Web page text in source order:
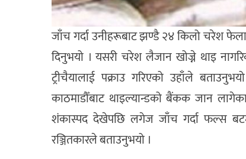
जाँच गर्दा उनीहरूबाट झण्डै २४ किलो चरेश फेला
दिनुभयो । यसरी चरेश लैजान खोज्ने थाइ
ट्रीचैयालाई पक्राउ गरिएको उहाँले
काठमाडौँबाट थाइल्यान्डको बैंकक जान लागेका
शंकास्पद देखेपछि लगेज जाँच गर्दा फल्स
रञ्जितकारले बताउनुभयो ।